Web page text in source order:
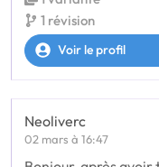
1 révision
Voir le profil
Neoliverc
02 mars à 16:47